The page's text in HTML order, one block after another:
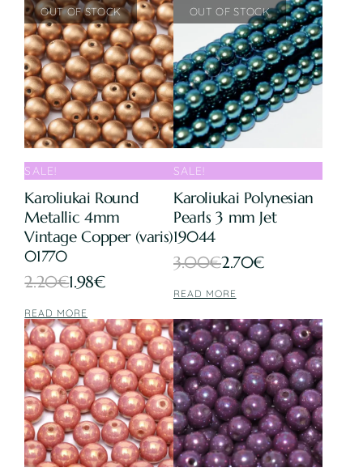
SALE!
Karoliukai Round
Metallic 4mm
Vintage Copper (varis)
01770
2.20€
Original
price
was:
2.20€.
1.98€
Current
price
is:
1.98€.
READ MORE
SALE!
Karoliukai Polynesian
Pearls 3 mm Jet
19044
3.00€
Original
price
3.00€.
2.70€
Current
price
2.70€.
READ MORE